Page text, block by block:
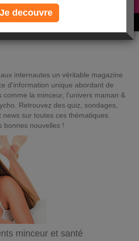
préfère le régime gratuit
et réappris à manger avec nous
internautes un véritable magazine
d'information unique abordant de
comme la minceur, l'univers maman &
Retrouvez des quiz, sondages,
sur toutes ces thématiques.
bonnes nouvelles !
minceur et santé
Je decouvre